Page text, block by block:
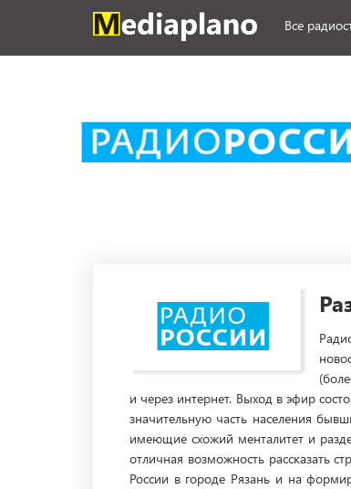
Все
и через интернет. Выход в эфир
значительную часть населения
имеющие схожий менталитет и
отличная возможность рассказать
России в городе Рязань и на